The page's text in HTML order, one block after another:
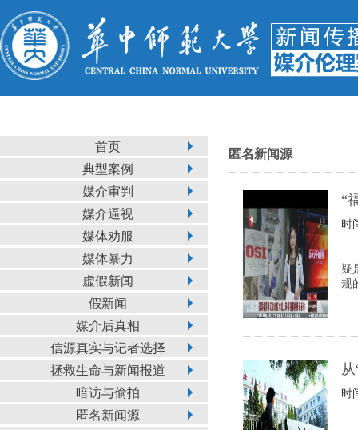
首页
典型案例
媒介审判
媒介逼视
媒体劝服
媒体暴力
虚假新闻
假新闻
媒介后真相
信源真实与记者选择
拯救生命与新闻报道
暗访与偷拍
匿名新闻源
匿名新闻源
“
时
疑
规
时